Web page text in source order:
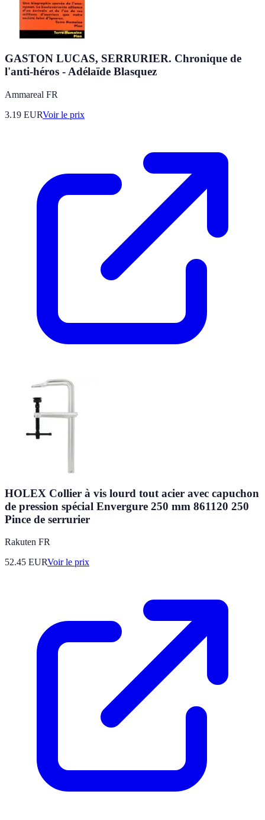
GASTON LUCAS, SERRURIER. Chronique de
l'anti-héros - Adélaïde Blasquez
Ammareal FR
3.19 EURVoir le prix
HOLEX Collier à vis lourd tout acier avec capuchon
de pression spécial Envergure 250 mm 861120 250
Pince de serrurier
Rakuten FR
52.45 EURVoir le prix